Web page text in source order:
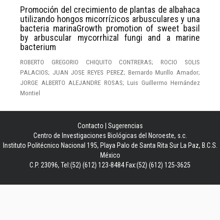
Promoción del crecimiento de plantas de albahaca
utilizando hongos micorrízicos arbusculares y una
bacteria marinaGrowth promotion of sweet basil
by arbuscular mycorrhizal fungi and a marine
bacterium
ROBERTO GREGORIO CHIQUITO CONTRERAS; ROCIO SOLIS
PALACIOS; JUAN JOSE REYES PEREZ; Bernardo Murillo Amador;
JORGE ALBERTO ALEJANDRE ROSAS; Luis Guillermo Hernández
Montiel
Contacto
Sugerencias
Centro de Investigaciones Biológicas del Noroeste, s.c.
Instituto Politécnico Nacional 195, Playa Palo de Santa Rita Sur La Paz, B.C.S.
México
C.P. 23096, Tel:(52) (612) 123-8484 Fax:(52) (612) 125-3625